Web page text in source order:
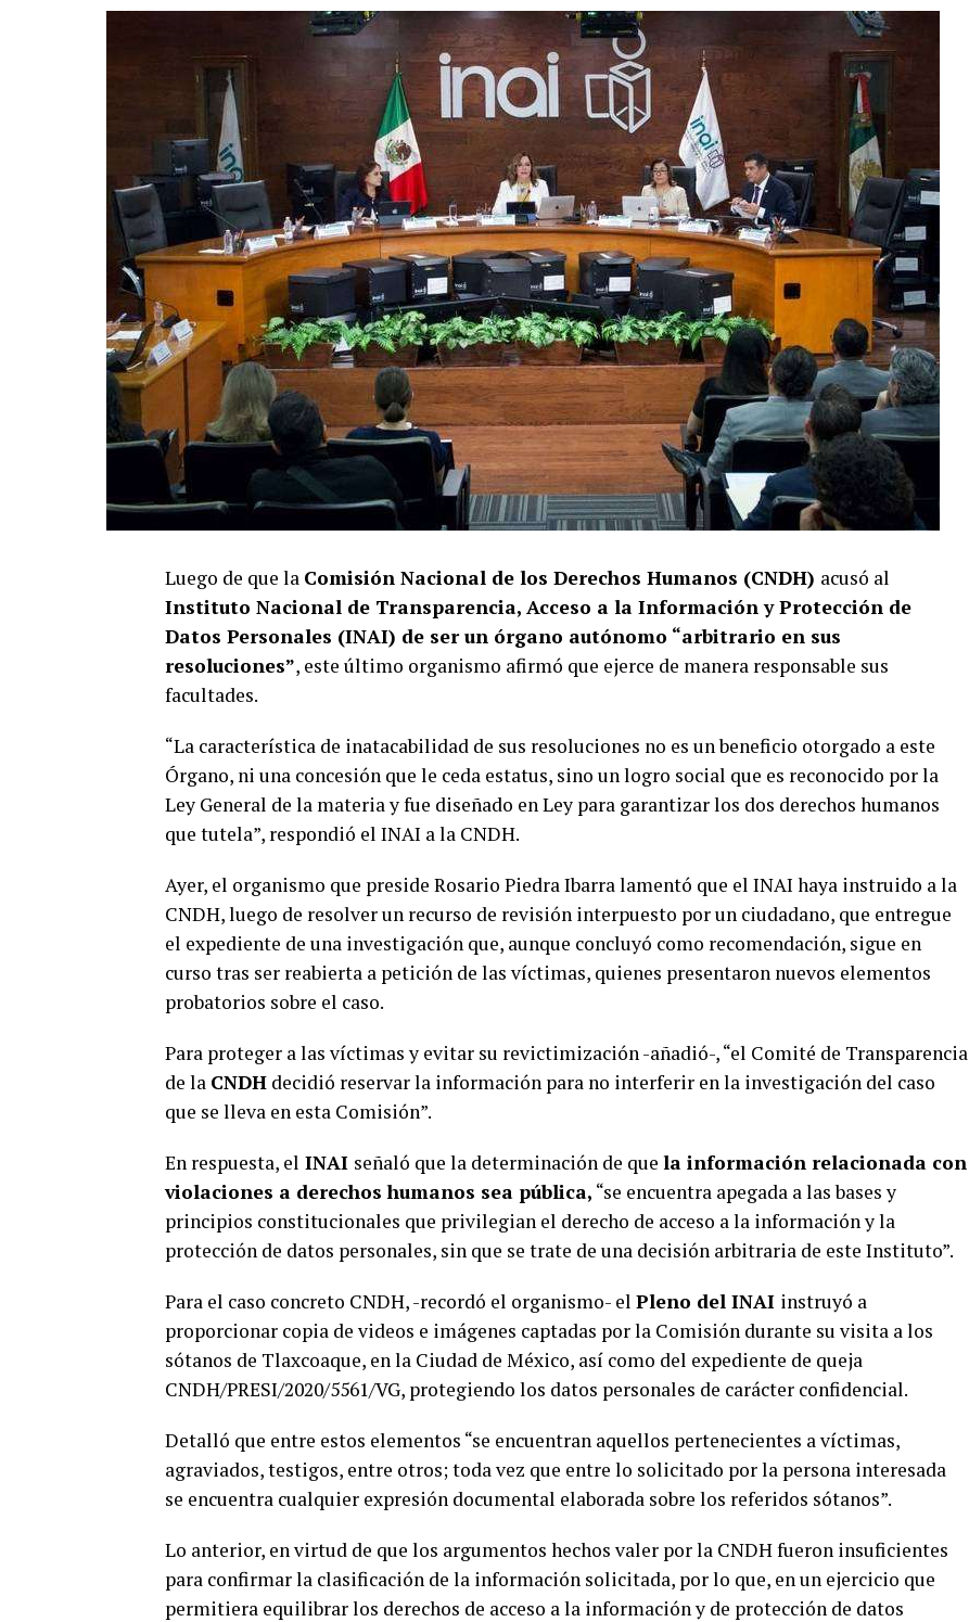
Luego de que la Comisión Nacional de los Derechos Humanos (CNDH) acusó al
Instituto Nacional de Transparencia, Acceso a la Información y Protección de
Datos Personales (INAI) de ser un órgano autónomo “arbitrario en sus
resoluciones”, este último organismo afirmó que ejerce de manera responsable sus
facultades.
“La característica de inatacabilidad de sus resoluciones no es un beneficio otorgado a este
Órgano, ni una concesión que le ceda estatus, sino un logro social que es reconocido por la
Ley General de la materia y fue diseñado en Ley para garantizar los dos derechos humanos
que tutela”, respondió el INAI a la CNDH.
Ayer, el organismo que preside Rosario Piedra Ibarra lamentó que el INAI haya instruido a la
CNDH, luego de resolver un recurso de revisión interpuesto por un ciudadano, que entregue
el expediente de una investigación que, aunque concluyó como recomendación, sigue en
curso tras ser reabierta a petición de las víctimas, quienes presentaron nuevos elementos
probatorios sobre el caso.
Para proteger a las víctimas y evitar su revictimización -añadió-, “el Comité de Transparencia
de la CNDH decidió reservar la información para no interferir en la investigación del caso
que se lleva en esta Comisión”.
En respuesta, el INAI señaló que la determinación de que la información relacionada con
violaciones a derechos humanos sea pública, “se encuentra apegada a las bases y
principios constitucionales que privilegian el derecho de acceso a la información y la
protección de datos personales, sin que se trate de una decisión arbitraria de este Instituto”.
Para el caso concreto CNDH, -recordó el organismo- el Pleno del INAI instruyó a
proporcionar copia de videos e imágenes captadas por la Comisión durante su visita a los
sótanos de Tlaxcoaque, en la Ciudad de México, así como del expediente de queja
CNDH/PRESI/2020/5561/VG, protegiendo los datos personales de carácter confidencial.
Detalló que entre estos elementos “se encuentran aquellos pertenecientes a víctimas,
agraviados, testigos, entre otros; toda vez que entre lo solicitado por la persona interesada
se encuentra cualquier expresión documental elaborada sobre los referidos sótanos”.
Lo anterior, en virtud de que los argumentos hechos valer por la CNDH fueron insuficientes
para confirmar la clasificación de la información solicitada, por lo que, en un ejercicio que
permitiera equilibrar los derechos de acceso a la información y de protección de datos